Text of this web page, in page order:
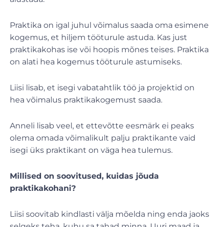
Praktika on igal juhul võimalus saada oma esimene
kogemus, et hiljem tööturule astuda. Kas just
praktikakohas ise või hoopis mõnes teises. Praktika
on alati hea kogemus tööturule astumiseks.
Liisi lisab, et isegi vabatahtlik töö ja projektid on
hea võimalus praktikakogemust saada.
Anneli lisab veel, et ettevõtte eesmärk ei peaks
olema omada võimalikult palju praktikante vaid
isegi üks praktikant on väga hea tulemus.
Millised on soovitused, kuidas jõuda
praktikakohani?
Liisi soovitab kindlasti välja mõelda ning enda jaoks